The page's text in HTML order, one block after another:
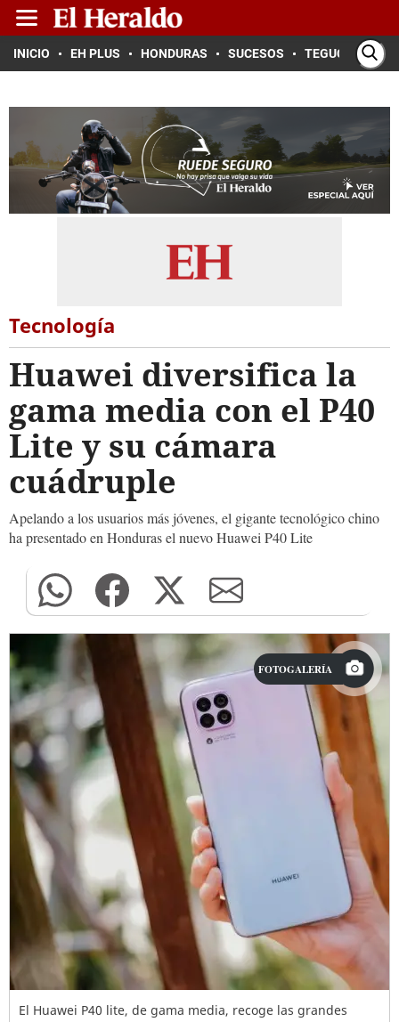
INICIO EH PLUS HONDURAS SUCESOS TEGUCIGALPA
Tecnología
Huawei diversifica la
gama media con el P40
Lite y su cámara
cuádruple
Apelando a los usuarios más jóvenes, el gigante tecnológico chino
ha presentado en Honduras el nuevo Huawei P40 Lite
FOTOGALERÍA
El Huawei P40 lite, de gama media, recoge las grandes